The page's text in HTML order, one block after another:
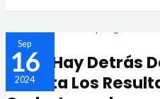
Sep
16
2024
¿Qué Hay Detrás
Acierta Los
¿QUÉ
HAY
DETRÁS